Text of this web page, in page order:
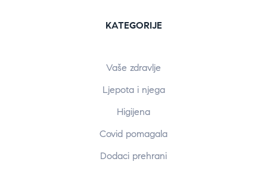
KATEGORIJE
Vaše zdravlje
Ljepota i njega
Higijena
Covid pomagala
Dodaci prehrani